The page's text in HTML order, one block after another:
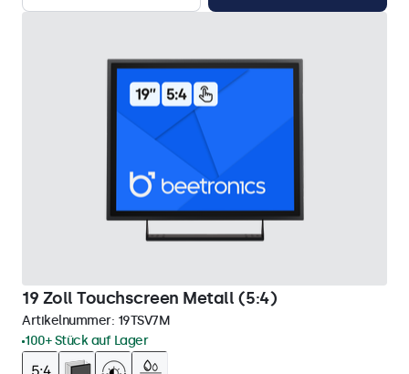
19 Zoll Touchscreen Metall (5:4)
Artikelnummer: 19TSV7M
100+ Stück auf Lager